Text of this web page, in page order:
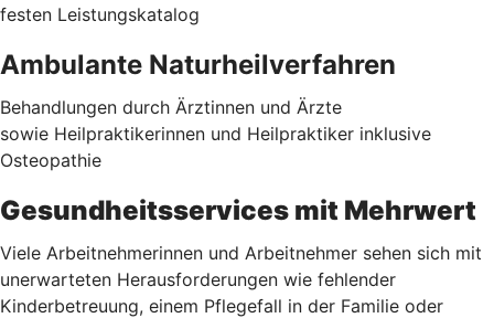
festen Leistungskatalog
Ambulante Naturheilverfahren
Behandlungen durch Ärztinnen und Ärzte
sowie Heilpraktikerinnen und Heilpraktiker inklusive
Osteopathie
Gesundheitsservices mit Mehrwert
Viele Arbeitnehmerinnen und Arbeitnehmer sehen sich mit
unerwarteten Herausforderungen wie fehlender
Kinderbetreuung, einem Pflegefall in der Familie oder